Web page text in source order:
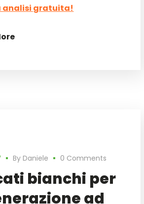
analisi gratuita!
ByDaniele 0 Comments
bianchi per
ad